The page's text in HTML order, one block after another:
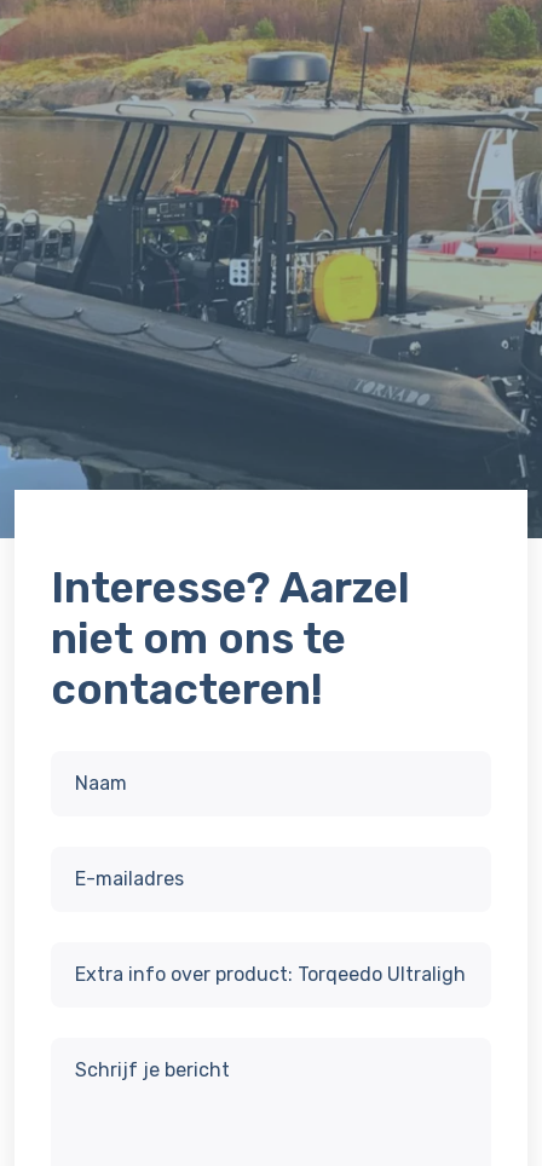
Interesse? Aarzel
niet om ons te
contacteren!